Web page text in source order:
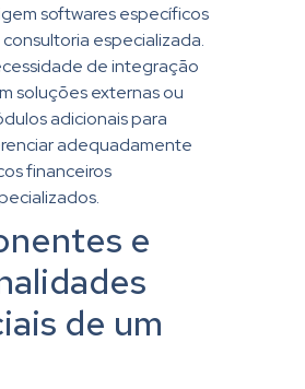
softwares específicos
consultoria especializada.
de integração
soluções externas ou
adicionais para
adequadamente
financeiros
e
de um